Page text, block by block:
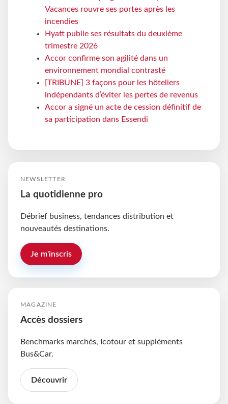
Vacances rouvre ses portes après les
incendies
Hyatt publie ses résultats du deuxième
trimestre 2026
Accor confirme son agilité dans un
environnement mondial contrasté
[TRIBUNE] 3 façons pour les hôteliers
indépendants d’éviter les pertes de revenus
Accor a signé un acte de cession définitif de
sa participation dans Essendi
NEWSLETTER
La quotidienne pro
Débrief business, tendances distribution et
nouveautés destinations.
Je m'inscris
MAGAZINE
Accès dossiers
Benchmarks marchés, Icotour et suppléments
Bus&Car.
Découvrir